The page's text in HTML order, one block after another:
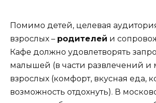
Помимо детей, целевая
взрослых – родителей и
Кафе должно удовлетворять
малышей (в части развлечений и
взрослых (комфорт, вкусная еда,
возможность отдохнуть). В